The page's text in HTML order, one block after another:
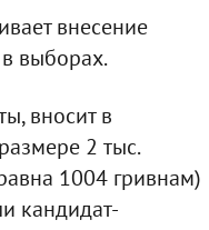
внесение
выборах.
вносит в
2 тыс.
1004 гривнам)
кандидат-